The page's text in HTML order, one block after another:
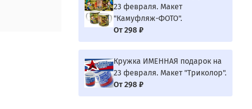
23 февраля. Макет
"Камуфляж-ФОТО".
От 298 ₽
Кружка ИМЕННАЯ подарок на
23 февраля. Макет "Триколор".
От 298 ₽